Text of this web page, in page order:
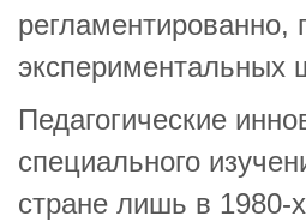
экспериментальных
Педагогические
специального
стране лишь в 1980-х